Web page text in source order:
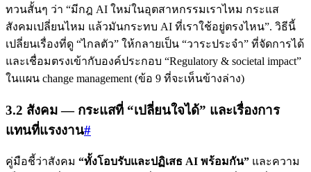
ทวนสั้นๆ ว่า “มีกฎ AI ใหม่ในอุตสาหกรรมเราไหม กระแส
สังคมเปลี่ยนไหม แล้วมันกระทบ AI ที่เราใช้อยู่ตรงไหน”. วิธีนี้
เปลี่ยนเรื่องที่ดู “ไกลตัว” ให้กลายเป็น “วาระประจำ” ที่จัดการได้
และเชื่อมตรงเข้ากับองค์ประกอบ “Regulatory & societal impact”
ในแผน change management (ข้อ 9 ที่จะเห็นข้างล่าง)
3.2 สังคม — กระแสที่ “เปลี่ยนใจได้” และเรื่องการ
แทนที่แรงงาน#
คู่มือชี้ว่าสังคม “ทั้งโอบรับและปฏิเสธ AI พร้อมกัน” และความ